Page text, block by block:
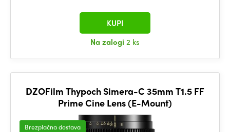
Na zalogi 2 ks
KUPI
DZOFilm Thypoch Simera-C 35mm T1.5 FF
Prime Cine Lens (E-Mount)
Brezplačna dostava